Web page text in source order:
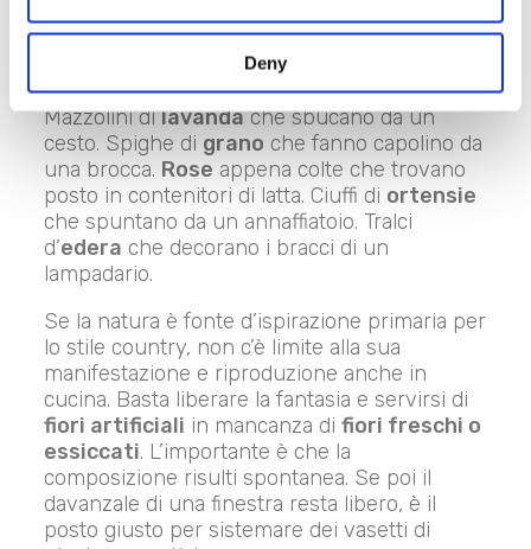
Deny
banco da lavoro o di una penisola.
Mazzolini dilavandache sbucano da un
cesto. Spighe di grano che fanno capolino da
una brocca. Rose appena colte che trovano
posto in contenitori di latta. Ciuffi di ortensie
che spuntano da un annaffiatoio. Tralci
d’edera che decorano i bracci di un
lampadario.
Se la natura è fonte d’ispirazione primaria per
lo stile country, non c’è limite alla sua
manifestazione e riproduzione anche in
cucina. Basta liberare la fantasia e servirsi di
fiori artificiali in mancanza difiori freschi o
essiccati. L’importante è che la
composizione risulti spontanea. Se poi il
davanzale di una finestra resta libero, è il
posto giusto per sistemare dei vasetti di